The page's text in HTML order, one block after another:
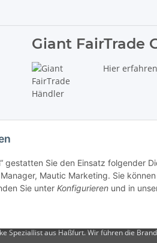
gestatten Sie den Einsatz folgender
Mautic Marketing. Sie
Sie unter Konfigurieren und in
Giant FairTrade
Hier
aus Haßfurt. Wir führen die